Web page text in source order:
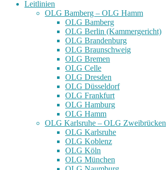
Leitlinien
OLG Bamberg – OLG Hamm
OLG Bamberg
OLG Berlin (Kammergericht)
OLG Brandenburg
OLG Braunschweig
OLG Bremen
OLG Celle
OLG Dresden
OLG Düsseldorf
OLG Frankfurt
OLG Hamburg
OLG Hamm
OLG Karlsruhe – OLG Zweibrücken
OLG Karlsruhe
OLG Koblenz
OLG Köln
OLG München